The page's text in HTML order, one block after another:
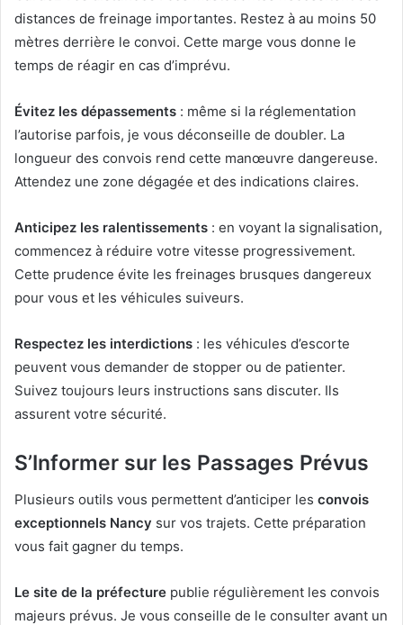
distances de freinage importantes. Restez à au moins 50
mètres derrière le convoi. Cette marge vous donne le
temps de réagir en cas d’imprévu.
Évitez les dépassements : même si la réglementation
l’autorise parfois, je vous déconseille de doubler. La
longueur des convois rend cette manœuvre dangereuse.
Attendez une zone dégagée et des indications claires.
Anticipez les ralentissements : en voyant la signalisation,
commencez à réduire votre vitesse progressivement.
Cette prudence évite les freinages brusques dangereux
pour vous et les véhicules suiveurs.
Respectez les interdictions : les véhicules d’escorte
peuvent vous demander de stopper ou de patienter.
Suivez toujours leurs instructions sans discuter. Ils
assurent votre sécurité.
S’Informer sur les Passages Prévus
Plusieurs outils vous permettent d’anticiper les convois
exceptionnels Nancy sur vos trajets. Cette préparation
vous fait gagner du temps.
Le site de la préfecture publie régulièrement les convois
majeurs prévus. Je vous conseille de le consulter avant un